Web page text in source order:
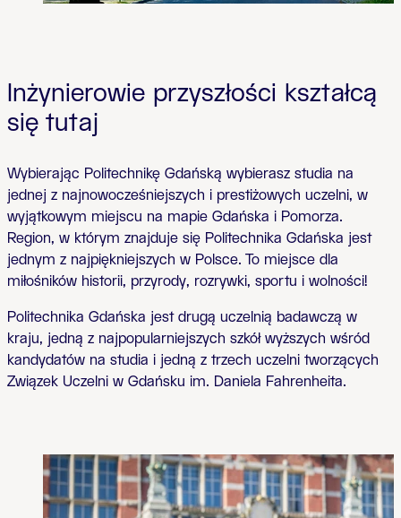
Inżynierowie przyszłości kształcą
się tutaj
Wybierając Politechnikę Gdańską wybierasz studia na
jednej z najnowocześniejszych i prestiżowych uczelni, w
wyjątkowym miejscu na mapie Gdańska i Pomorza.
Region, w którym znajduje się Politechnika Gdańska jest
jednym z najpiękniejszych w Polsce. To miejsce dla
miłośników historii, przyrody, rozrywki, sportu i wolności!
Politechnika Gdańska jest drugą uczelnią badawczą w
kraju, jedną z najpopularniejszych szkół wyższych wśród
kandydatów na studia i jedną z trzech uczelni tworzących
Związek Uczelni w Gdańsku im. Daniela Fahrenheita.